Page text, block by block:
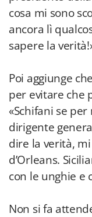
cosa mi sono
ancora lì
sapere la
Poi aggiunge
per evitare che
«Schifani se
dirigente
dire la verità,
d’Orleans.
con le unghie e
Non si fa